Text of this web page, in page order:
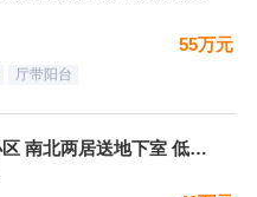
55万元
厅带阳台
华阳路同善园小区 南北两居送地下室 低楼层税费低